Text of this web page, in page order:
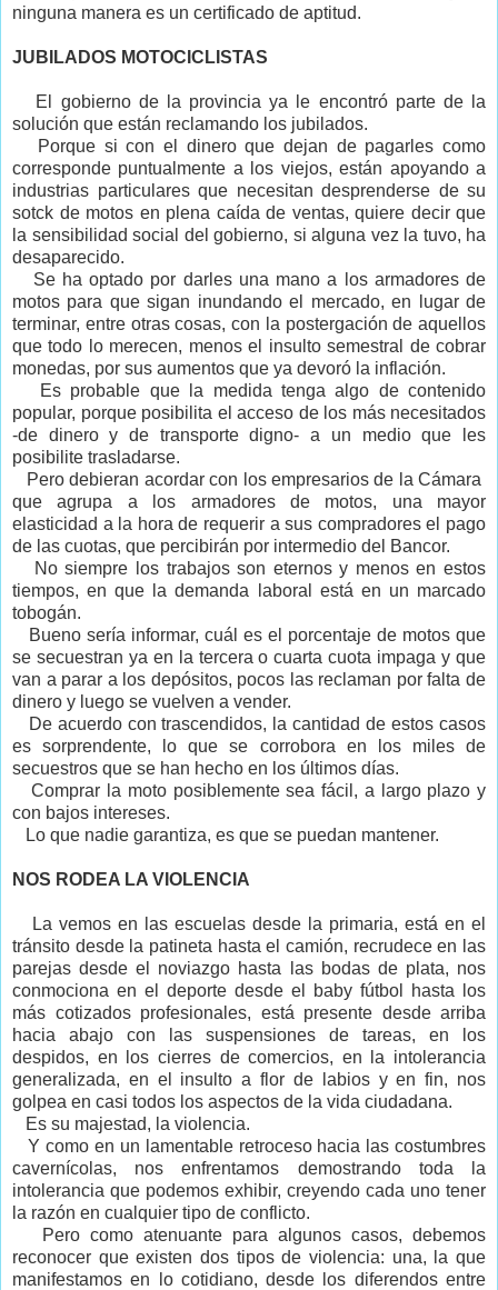
ninguna manera es un certificado de aptitud.
JUBILADOS MOTOCICLISTAS
El gobierno de la provincia ya le encontró parte de la
solución que están reclamando los jubilados.
Porque si con el dinero que dejan de pagarles como
corresponde puntualmente a los viejos, están apoyando a
industrias particulares que necesitan desprenderse de su
sotck de motos en plena caída de ventas, quiere decir que
la sensibilidad social del gobierno, si alguna vez la tuvo, ha
desaparecido.
Se ha optado por darles una mano a los armadores de
motos para que sigan inundando el mercado, en lugar de
terminar, entre otras cosas, con la postergación de aquellos
que todo lo merecen, menos el insulto semestral de cobrar
monedas, por sus aumentos que ya devoró la inflación.
Es probable que la medida tenga algo de contenido
popular, porque posibilita el acceso de los más necesitados
-de dinero y de transporte digno- a un medio que les
posibilite trasladarse.
Pero debieran acordar con los empresarios de la Cámara
que agrupa a los armadores de motos, una mayor
elasticidad a la hora de requerir a sus compradores el pago
de las cuotas, que percibirán por intermedio del Bancor.
No siempre los trabajos son eternos y menos en estos
tiempos, en que la demanda laboral está en un marcado
tobogán.
Bueno sería informar, cuál es el porcentaje de motos que
se secuestran ya en la tercera o cuarta cuota impaga y que
van a parar a los depósitos, pocos las reclaman por falta de
dinero y luego se vuelven a vender.
De acuerdo con trascendidos, la cantidad de estos casos
es sorprendente, lo que se corrobora en los miles de
secuestros que se han hecho en los últimos días.
Comprar la moto posiblemente sea fácil, a largo plazo y
con bajos intereses.
Lo que nadie garantiza, es que se puedan mantener.
NOS RODEA LA VIOLENCIA
La vemos en las escuelas desde la primaria, está en el
tránsito desde la patineta hasta el camión, recrudece en las
parejas desde el noviazgo hasta las bodas de plata, nos
conmociona en el deporte desde el baby fútbol hasta los
más cotizados profesionales, está presente desde arriba
hacia abajo con las suspensiones de tareas, en los
despidos, en los cierres de comercios, en la intolerancia
generalizada, en el insulto a flor de labios y en fin, nos
golpea en casi todos los aspectos de la vida ciudadana.
Es su majestad, la violencia.
Y como en un lamentable retroceso hacia las costumbres
cavernícolas, nos enfrentamos demostrando toda la
intolerancia que podemos exhibir, creyendo cada uno tener
la razón en cualquier tipo de conflicto.
Pero como atenuante para algunos casos, debemos
reconocer que existen dos tipos de violencia: una, la que
manifestamos en lo cotidiano, desde los diferendos entre